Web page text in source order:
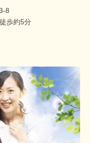
8
歩約5分